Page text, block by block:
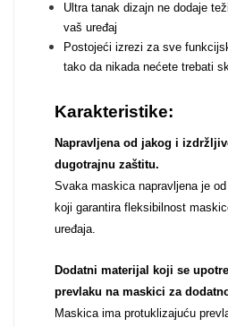
Ultra tanak dizajn ne dodaje
vaš uređaj
Postojeći izrezi za sve
tako da nikada nećete trebati
Karakteristike:
Napravljena od jakog i
dugotrajnu zaštitu.
Svaka maskica napravljena je
koji garantira fleksibilnost
uređaja.
Dodatni materijal koji se
prevlaku na maskici za
Maskica ima protuklizajuću
Monogrami
Za njega
Svijet životinja Auto -